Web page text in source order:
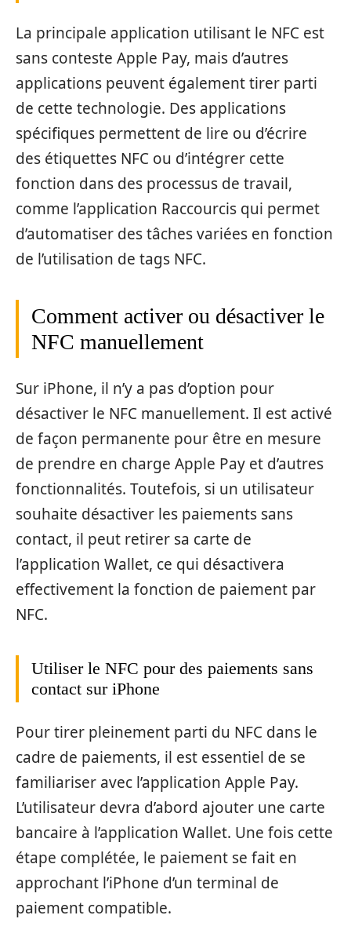
La principale application utilisant le NFC est
sans conteste Apple Pay, mais d’autres
applications peuvent également tirer parti
de cette technologie. Des applications
spécifiques permettent de lire ou d’écrire
des étiquettes NFC ou d’intégrer cette
fonction dans des processus de travail,
comme l’application Raccourcis qui permet
d’automatiser des tâches variées en fonction
de l’utilisation de tags NFC.
Comment activer ou désactiver le
NFC manuellement
Sur iPhone, il n’y a pas d’option pour
désactiver le NFC manuellement. Il est activé
de façon permanente pour être en mesure
de prendre en charge Apple Pay et d’autres
fonctionnalités. Toutefois, si un utilisateur
souhaite désactiver les paiements sans
contact, il peut retirer sa carte de
l’application Wallet, ce qui désactivera
effectivement la fonction de paiement par
NFC.
Utiliser le NFC pour des paiements sans
contact sur iPhone
Pour tirer pleinement parti du NFC dans le
cadre de paiements, il est essentiel de se
familiariser avec l’application Apple Pay.
L’utilisateur devra d’abord ajouter une carte
bancaire à l’application Wallet. Une fois cette
étape complétée, le paiement se fait en
approchant l’iPhone d’un terminal de
paiement compatible.